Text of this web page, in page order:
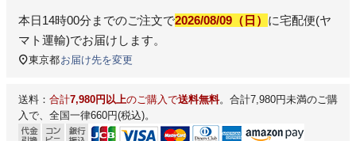
本日14時00分 までのご注文で2026/08/09（日） に宅配便(ヤ
マト運輸)でお届けします。
東京都お届け先を変更
送料： 合計7,980円以上のご購入で送料無料。合計7,980円未満のご購
入で、全国一律660円(税込)。